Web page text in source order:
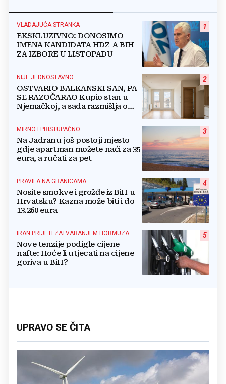
1
VLADAJUĆA STRANKA
EKSKLUZIVNO: DONOSIMO
IMENA KANDIDATA HDZ-A BIH
ZA IZBORE U LISTOPADU
2
NIJE JEDNOSTAVNO
OSTVARIO BALKANSKI SAN, PA
SE RAZOČARAO Kupio stan u
Njemačkoj, a sada razmišlja o
3
MIRNO I PRISTUPAČNO
Na Jadranu još postoji mjesto
gdje apartman možete naći za 35
eura, a ručati za pet
4
PRAVILA NA GRANICAMA
Nosite smokve i grožđe iz BiH u
Hrvatsku? Kazna može biti i do
13.260 eura
5
IRAN PRIJETI ZATVARANJEM HORMUZA
Nove tenzije podigle cijene
nafte: Hoće li utjecati na cijene
goriva u BiH?
UPRAVO SE ČITA